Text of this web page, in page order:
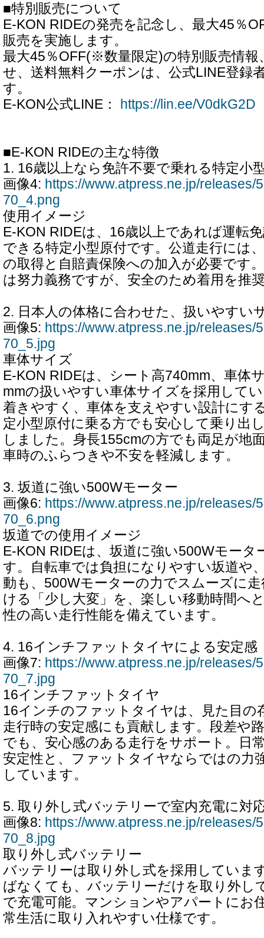
■特別販売について
E-KON RIDEの発売を記念し、最大45％
販売を実施します。
最大45％OFF(※数量限定)の特別販売情報
せ、送料無料クーポンは、公式LINE登録
す。
E-KON公式LINE：
https://lin.ee/V0dkG2D
■E-KON RIDEの主な特徴
1. 16歳以上なら免許不要で乗れる特定小
画像4: https://www.atpress.ne.jp/releases/
70_4.png
使用イメージ
E-KON RIDEは、16歳以上であれば運転
できる特定小型原付です。公道走行には
の取得と自賠責保険への加入が必要です
は努力義務ですが、安全のため着用を推
2. 日本人の体格に合わせた、扱いやすい
画像5: https://www.atpress.ne.jp/releases/
70_5.jpg
車体サイズ
E-KON RIDEは、シート高740mm、車体
mmの扱いやすい車体サイズを採用して
着きやすく、車体を支えやすい設計にす
定小型原付に乗る方でも安心して乗り出
しました。身長155cmの方でも両足が地
車時のふらつきや不安を軽減します。
3. 坂道に強い500Wモーター
画像6: https://www.atpress.ne.jp/releases/
70_6.png
坂道での使用イメージ
E-KON RIDEは、坂道に強い500Wモータ
す。自転車では負担になりやすい坂道や
動も、500Wモーターの力でスムーズに
ける「少し大変」を、楽しい移動時間へ
性の高い走行性能を備えています。
4. 16インチファットタイヤによる安定感
画像7: https://www.atpress.ne.jp/releases/
70_7.jpg
16インチファットタイヤ
16インチのファットタイヤは、見た目の
走行時の安定感にも貢献します。段差や
でも、安心感のある走行をサポート。日
安定性と、ファットタイヤならではの力
しています。
5. 取り外し式バッテリーで室内充電に対
画像8: https://www.atpress.ne.jp/releases/
70_8.jpg
取り外し式バッテリー
バッテリーは取り外し式を採用していま
ばなくても、バッテリーだけを取り外し
で充電可能。マンションやアパートにお
常生活に取り入れやすい仕様です。